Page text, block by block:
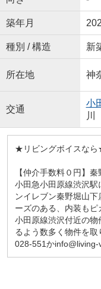
築年月
種別 / 構造 新
所在地 神
交通
小
川
★リビングボイスな
【仲介手数料０円】
小田急小田原線渋沢
ンイレブン秦野堀山
ーズのある、内装も
小田原線渋沢付近の物
るよう数多く物件を
028-551かinfo@living-